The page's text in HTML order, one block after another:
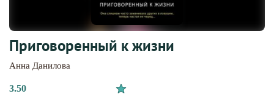
Приговоренный к жизни
Анна Данилова
3.50